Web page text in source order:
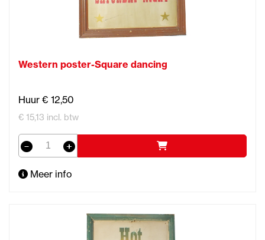
Western poster-Square dancing
Huur € 12,50
€ 15,13 incl. btw
Meer info